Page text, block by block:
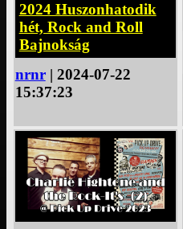
2024 Huszonhatodik
hét, Rock and Roll
Bajnokság
nrnr| 2024-07-22
15:37:23